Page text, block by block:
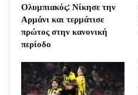
Ολυμπιακός: Νίκησε την
Αρμάνι και τερμάτισε
πρώτος στην κανονική
περίοδο